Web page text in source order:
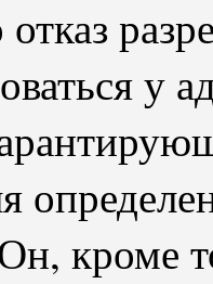
у
кроме